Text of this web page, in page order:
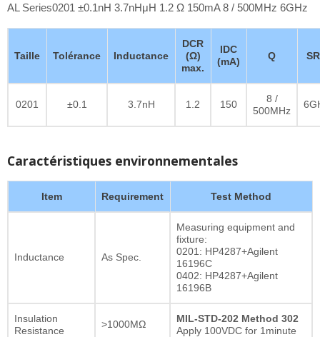
AL Series0201 ±0.1nH 3.7nHμH 1.2 Ω 150mA 8 / 500MHz 6GHz
Taille Tolérance Inductance
DCR
(Ω)
max.
IDC
(mA)
Q
0201 ±0.1 3.7nH 1.2 150
8 /
500MHz
Caractéristiques environnementales
Item Requirement Test Method
Inductance As Spec.
Measuring equipment and
fixture:
0201: HP4287+Agilent
16196C
0402: HP4287+Agilent
16196B
Insulation
Resistance
>1000MΩ
MIL-STD-202 Method 302
Apply 100VDC for 1minute